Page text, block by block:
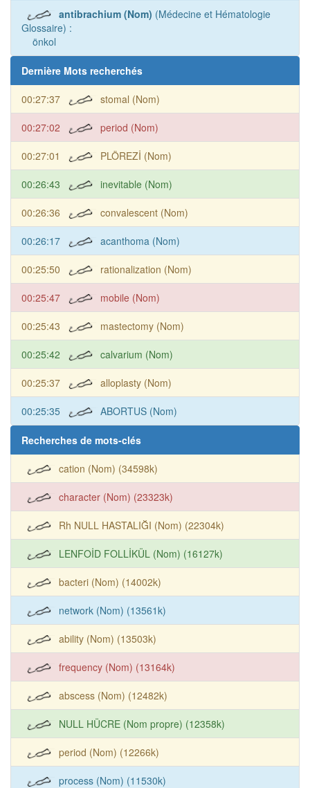
antibrachium (Nom) (Médecine et Hématologie
Glossaire) :
önkol
Dernière Mots recherchés
00:27:37 stomal (Nom)
00:27:02 period (Nom)
00:27:01 PLÖREZİ (Nom)
00:26:43 inevitable (Nom)
00:26:36 convalescent (Nom)
00:26:17 acanthoma (Nom)
00:25:50 rationalization (Nom)
00:25:47 mobile (Nom)
00:25:43 mastectomy (Nom)
00:25:42 calvarium (Nom)
00:25:37 alloplasty (Nom)
00:25:35 ABORTUS (Nom)
Recherches de mots-clés
cation (Nom) (34598k)
character (Nom) (23323k)
Rh NULL HASTALIĞI (Nom) (22304k)
LENFOİD FOLLİKÜL (Nom) (16127k)
bacteri (Nom) (14002k)
network (Nom) (13561k)
ability (Nom) (13503k)
frequency (Nom) (13164k)
abscess (Nom) (12482k)
NULL HÜCRE (Nom propre) (12358k)
period (Nom) (12266k)
process (Nom) (11530k)